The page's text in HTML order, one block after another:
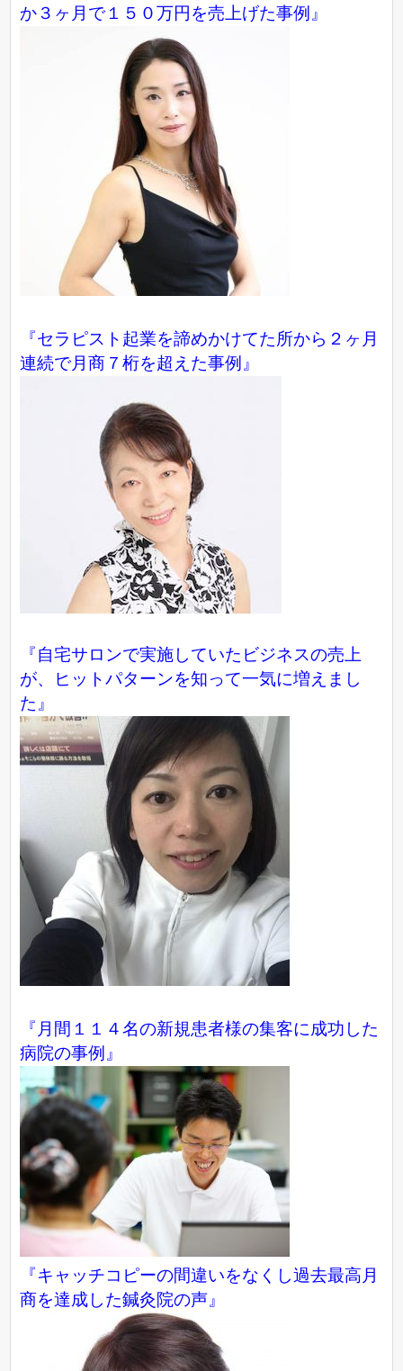
か３ヶ月で１５０万円を売上げた事例』
『セラピスト起業を諦めかけてた所から２ヶ月
連続で月商７桁を超えた事例』
『自宅サロンで実施していたビジネスの売上
が、ヒットパターンを知って一気に増えまし
た』
『月間１１４名の新規患者様の集客に成功した
病院の事例』
『キャッチコピーの間違いをなくし過去最高月
商を達成した鍼灸院の声』